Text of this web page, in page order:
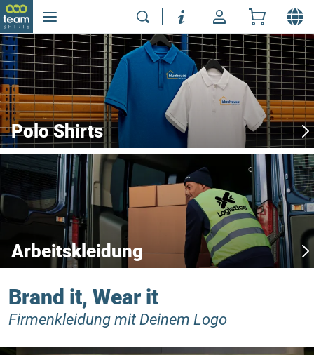
Polo Shirts
Arbeitskleidung
Brand it, Wear it
Firmenkleidung mit Deinem Logo